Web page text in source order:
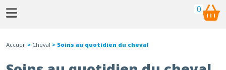
0
Accueil > Cheval > Soins au quotidien du cheval